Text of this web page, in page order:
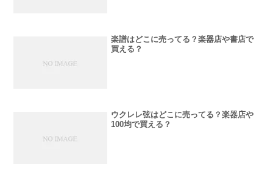
楽譜はどこに売ってる？楽器店や書店で
買える？
ウクレレ弦はどこに売ってる？楽器店や
100均で買える？